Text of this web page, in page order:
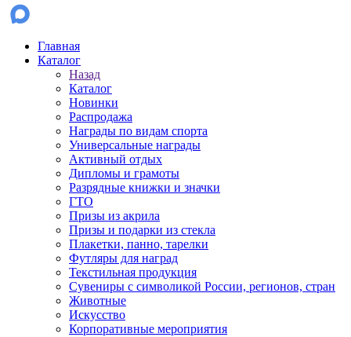
Главная
Каталог
Назад
Каталог
Новинки
Распродажа
Награды по видам спорта
Универсальные награды
Активный отдых
Дипломы и грамоты
Разрядные книжки и значки
ГТО
Призы из акрила
Призы и подарки из стекла
Плакетки, панно, тарелки
Футляры для наград
Текстильная продукция
Сувениры с символикой России, регионов, стран
Животные
Искусство
Корпоративные мероприятия